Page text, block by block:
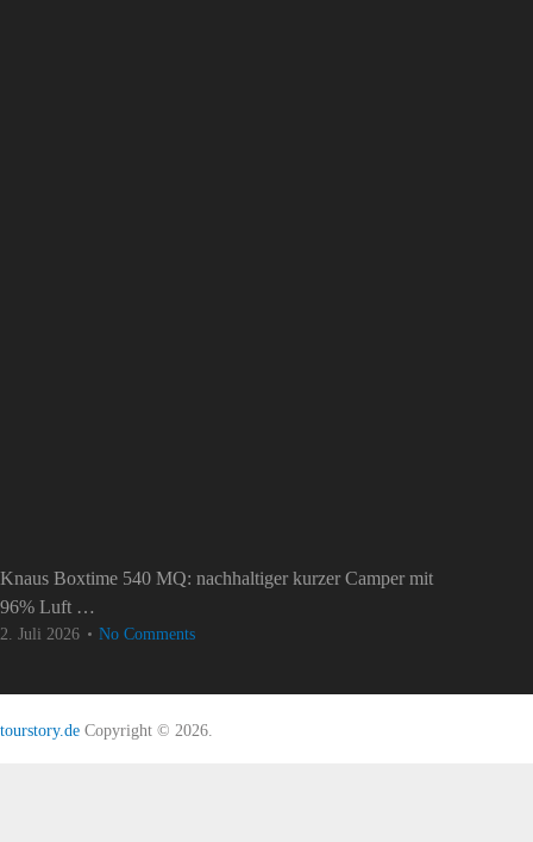
Knaus Boxtime 540 MQ: nachhaltiger kurzer Camper mit
96% Luft …
2. Juli 2026 No Comments
tourstory.de Copyright © 2026.